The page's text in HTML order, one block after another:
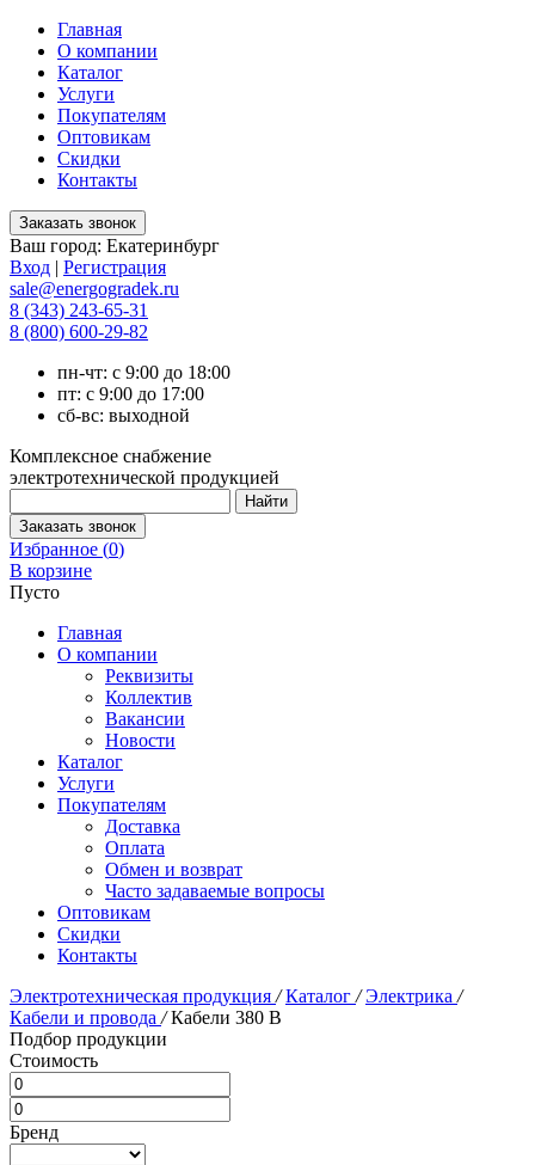
Главная
О компании
Каталог
Услуги
Покупателям
Оптовикам
Скидки
Контакты
Ваш город: Екатеринбург
Вход | Регистрация
sale@energogradek.ru
8 (343) 243-65-31
8 (800) 600-29-82
пн-чт: с 9:00 до 18:00
пт: с 9:00 до 17:00
сб-вс: выходной
Комплексное снабжение
электротехнической продукцией
Избранное (0)
В корзине
Пусто
Главная
О компании
Реквизиты
Коллектив
Вакансии
Новости
Каталог
Услуги
Покупателям
Доставка
Оплата
Обмен и возврат
Часто задаваемые вопросы
Оптовикам
Скидки
Контакты
Электротехническая продукция / Каталог / Электрика /
Кабели и провода / Кабели 380 В
Подбор продукции
Стоимость
Бренд